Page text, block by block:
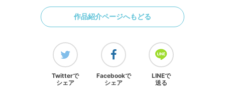
作品紹介ページへもどる
Twitterで
シェア
Facebookで
シェア
LINEで
送る